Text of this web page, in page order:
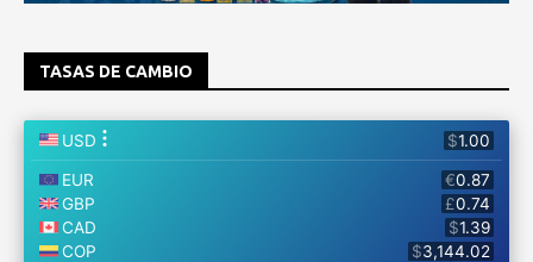
TASAS DE CAMBIO